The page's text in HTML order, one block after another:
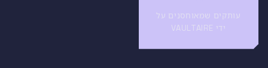
עותקים שמאוחסנים על
ידי VAULTAIRE